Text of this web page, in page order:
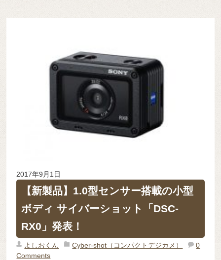
2017年9月1日
【新製品】1.0型センサー搭載の小型
ボディ サイバーショット「DSC-
RX0」発表！
よしおくん Cyber-shot（コンパクトデジカメ）
0
Comments